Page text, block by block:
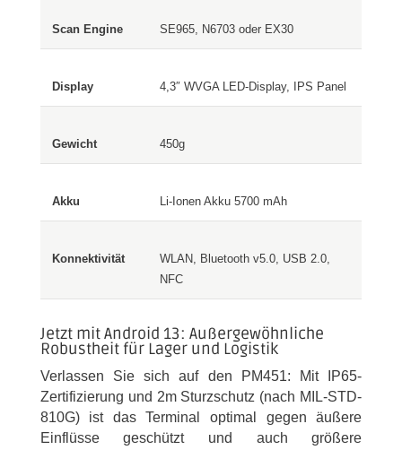
SE965, N6703 oder EX30
4,3″ WVGA LED-Display, IPS Panel
450g
Li-Ionen Akku 5700 mAh
WLAN, Bluetooth v5.0, USB 2.0,
NFC
Jetzt mit Android 13: Außergewöhnliche
Robustheit für Lager und Logistik
Verlassen Sie sich auf den PM451: Mit IP65-
Zertifizierung und 2m Sturzschutz (nach MIL-STD-
810G) ist das Terminal optimal gegen äußere
Einflüsse geschützt und auch größere